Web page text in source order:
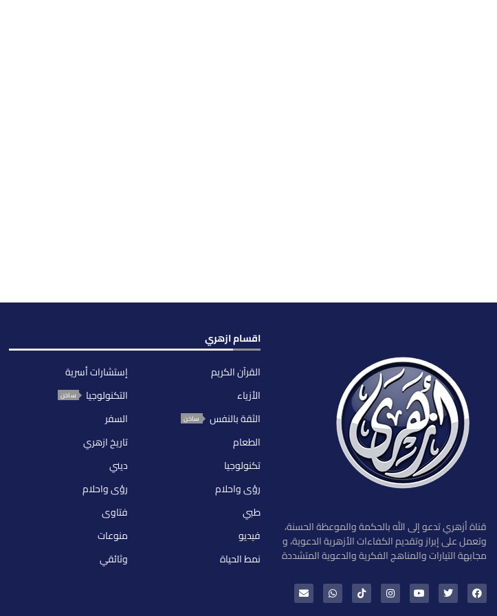
قناة أزهري تدعو إلى الله بالحكمة والموعظة الحسنة،
وتعمل على إبراز وتقديم الكفاءات الأزهرية الدعوية، و
مجابهة التيارات والمناهج الفكرية والدعوية المتشددة
اقسام ازهري
القرآن الكريم
إستشارات أسرية
الأزياء
التكنولوجيا ساخن
الثقة بالنفس ساخن
السفر
الطعام
تاريخ ازهري
تكنولوجيا
ديني
رؤى واحلام
رؤى واحلام
طبي
فتاوى
فيديو
منوعات
نمط الحياة
وثائقي